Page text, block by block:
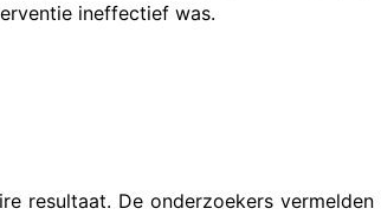
ineffectief was.
resultaat. De onderzoekers vermelden